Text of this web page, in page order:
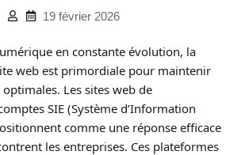
19 février 2026
en constante évolution, la
web est primordiale pour maintenir
Les sites web de
SIE (Système d’Information
comme une réponse efficace
les entreprises. Ces plateformes